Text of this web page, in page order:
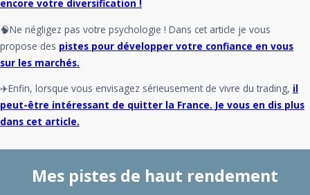
encore votre diversification !
🧠Ne négligez pas votre psychologie ! Dans cet article je vous
propose des pistes pour développer votre confiance en vous
sur les marchés.
✈️Enfin, lorsque vous envisagez sérieusement de vivre du trading, il
peut-être intéressant de quitter la France. Je vous en dis plus
dans cet article.
Mes pistes de haut rendement